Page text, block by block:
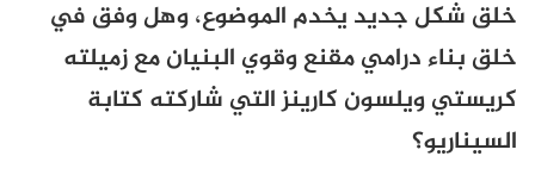
خلق شكل جديد يخدم الموضوع، وهل وفق في
خلق بناء درامي مقنع وقوي البنيان مع زميلته
كريستي ويلسون كارينز التي شاركته كتابة
السيناريو؟